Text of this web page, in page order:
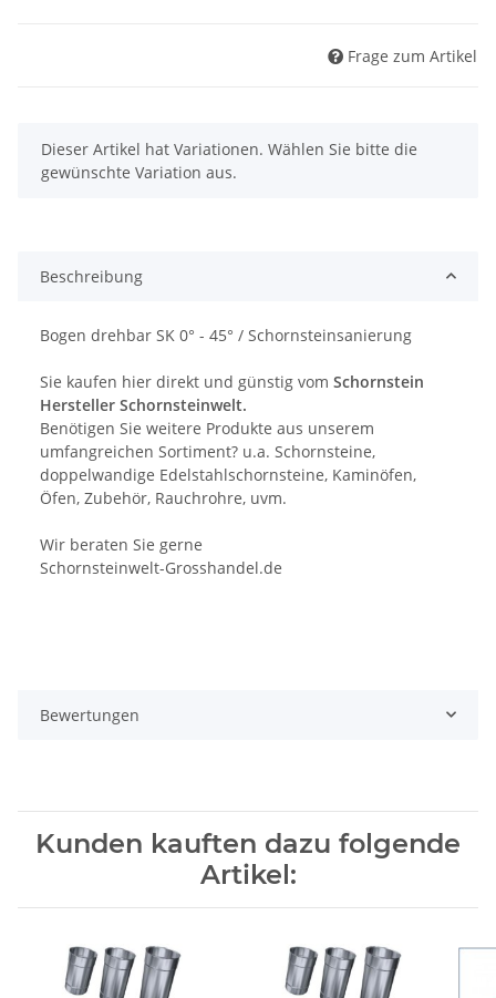
Frage zum Artikel
x
Dieser Artikel hat Variationen. Wählen Sie bitte die
gewünschte Variation aus.
Beschreibung
Bogen drehbar SK 0° - 45° / Schornsteinsanierung
Sie kaufen hier direkt und günstig vom Schornstein
Hersteller Schornsteinwelt.
Benötigen Sie weitere Produkte aus unserem
umfangreichen Sortiment? u.a. Schornsteine,
doppelwandige Edelstahlschornsteine, Kaminöfen,
Öfen, Zubehör, Rauchrohre, uvm.
Wir beraten Sie gerne
Schornsteinwelt-Grosshandel.de
Bewertungen
Kunden kauften dazu folgende
Artikel: